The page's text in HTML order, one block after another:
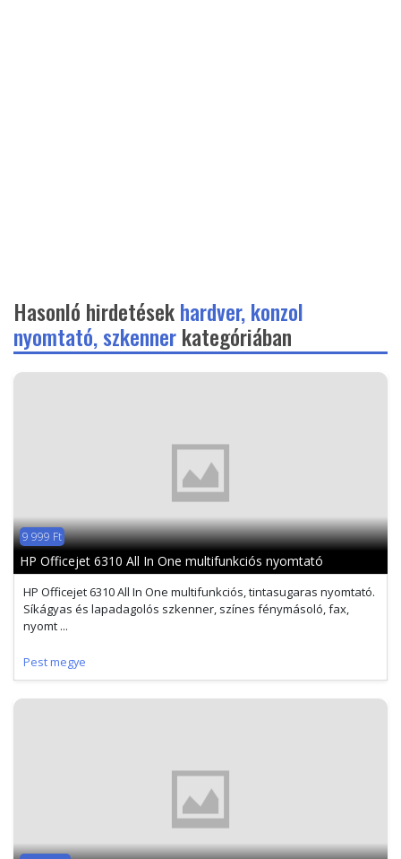
Hasonló hirdetésekhardver, konzol
nyomtató, szkennerkategóriában
9 999 Ft
HP Officejet 6310 All In One multifunkciós nyomtató
HP Officejet 6310 All In One multifunkciós, tintasugaras nyomtató.
Síkágyas és lapadagolós szkenner, színes fénymásoló, fax,
nyomt ...
Pest megye